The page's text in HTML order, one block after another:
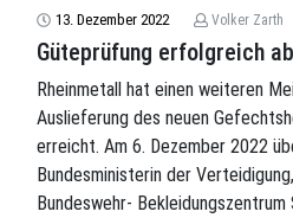
13. Dezember 2022 Volker Zarth
Güteprüfung erfolgreich
Rheinmetall hat einen weiteren
Auslieferung des neuen
erreicht. Am 6. Dezember 2022
Bundesministerin der
Bundeswehr-